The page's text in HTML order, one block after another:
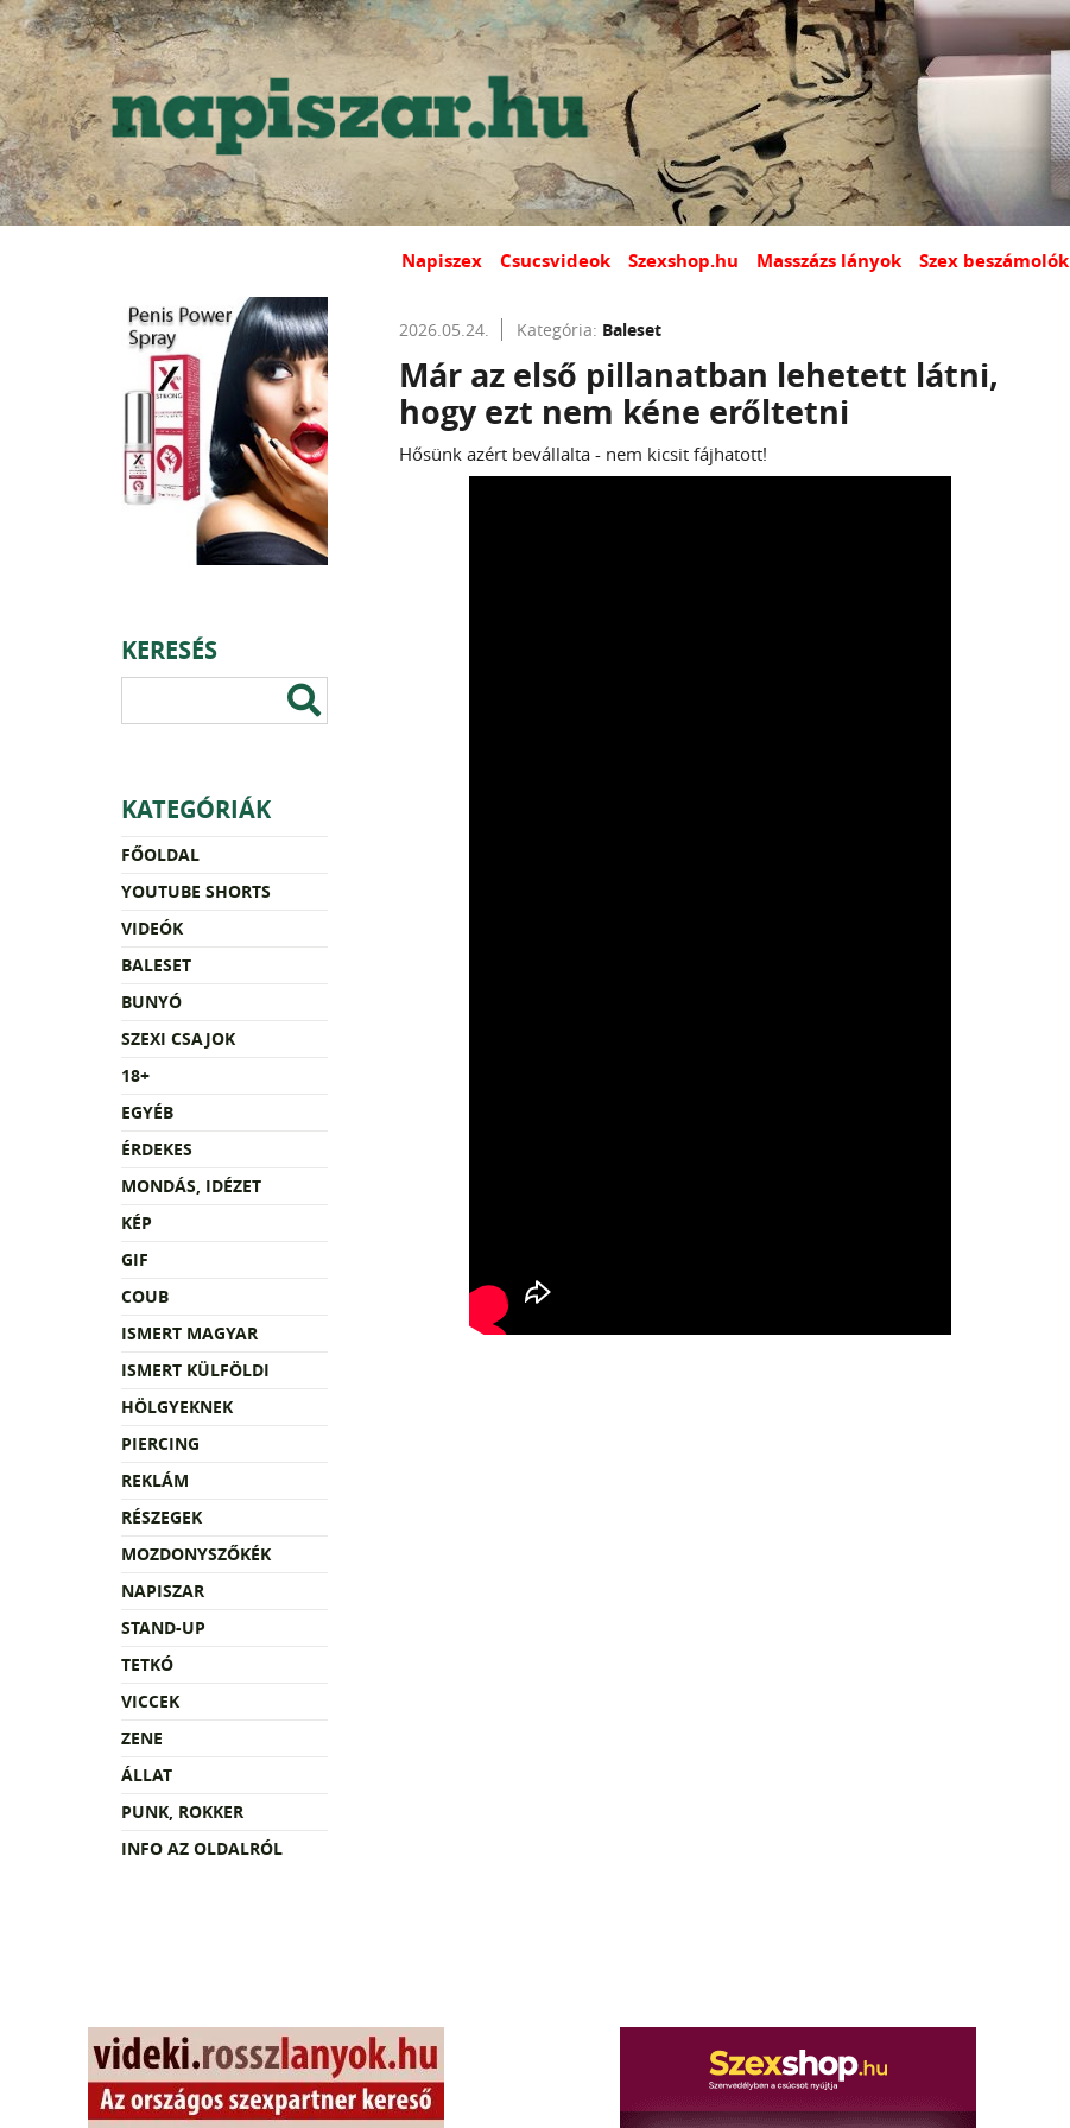
Napiszex Csucsvideok Szexshop.hu Masszázs lányok Szex beszámolók
KERESÉS
KATEGÓRIÁK
FŐOLDAL
YOUTUBE SHORTS
VIDEÓK
BALESET
BUNYÓ
SZEXI CSAJOK
18+
EGYÉB
ÉRDEKES
MONDÁS, IDÉZET
KÉP
GIF
COUB
ISMERT MAGYAR
ISMERT KÜLFÖLDI
HÖLGYEKNEK
PIERCING
REKLÁM
RÉSZEGEK
MOZDONYSZŐKÉK
NAPISZAR
STAND-UP
TETKÓ
VICCEK
ZENE
ÁLLAT
PUNK, ROKKER
INFO AZ OLDALRÓL
2026.05.24. Kategória: Baleset
Már az első pillanatban lehetett látni,
hogy ezt nem kéne erőltetni
Hősünk azért bevállalta - nem kicsit fájhatott!